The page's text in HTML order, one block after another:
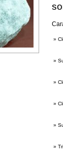
»
»
»
»
»
»